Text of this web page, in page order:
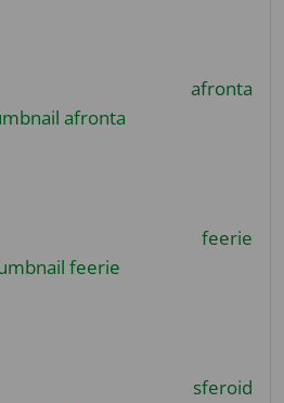
afronta
feerie
sferoid